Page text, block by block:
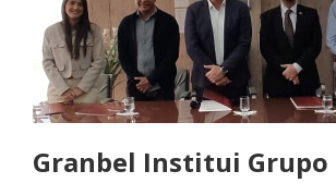
Granbel Institui Grupo